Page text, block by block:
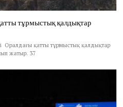
тұрмыстық қалдықтар
Оралдағы қатты тұрмыстық қалдықтар
жатыр. 37